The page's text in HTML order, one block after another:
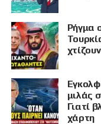
Ρήγμα
μιλάς
Γιατί
χάρτη